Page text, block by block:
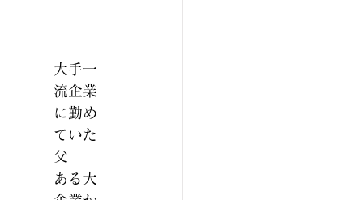
大手一
流企業
に勤め
ていた
父
ある大